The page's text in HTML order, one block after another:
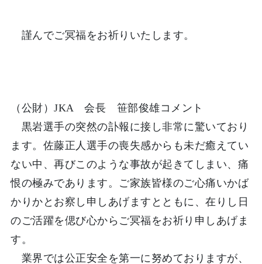
謹んでご冥福をお祈りいたします。
（公財）JKA 会長 笹部俊雄コメント
黒岩選手の突然の訃報に接し非常に驚いており
ます。佐藤正人選手の喪失感からも未だ癒えてい
ない中、再びこのような事故が起きてしまい、痛
恨の極みであります。ご家族皆様のご心痛いかば
かりかとお察し申しあげますとともに、在りし日
のご活躍を偲び心からご冥福をお祈り申しあげま
す。
業界では公正安全を第一に努めておりますが、